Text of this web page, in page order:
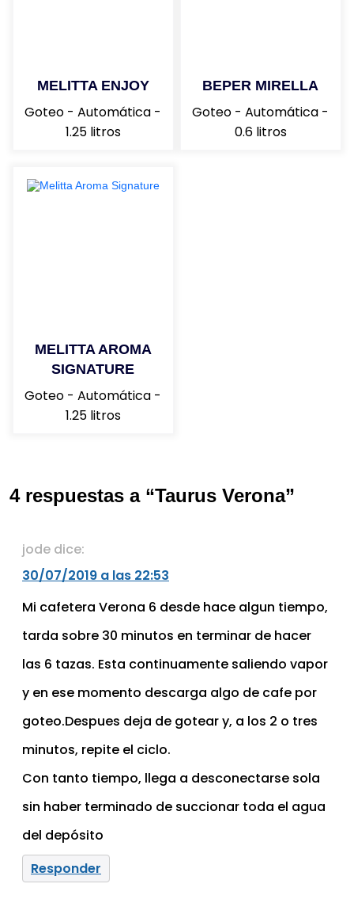
MELITTA ENJOY
Goteo - Automática -
1.25 litros
BEPER MIRELLA
Goteo - Automática -
0.6 litros
MELITTA AROMA
SIGNATURE
Goteo - Automática -
1.25 litros
4 respuestas a “Taurus Verona”
jode dice:
30/07/2019 a las 22:53
Mi cafetera Verona 6 desde hace algun tiempo,
tarda sobre 30 minutos en terminar de hacer
las 6 tazas. Esta continuamente saliendo vapor
y en ese momento descarga algo de cafe por
goteo.Despues deja de gotear y, a los 2 o tres
minutos, repite el ciclo.
Con tanto tiempo, llega a desconectarse sola
sin haber terminado de succionar toda el agua
del depósito
Responder